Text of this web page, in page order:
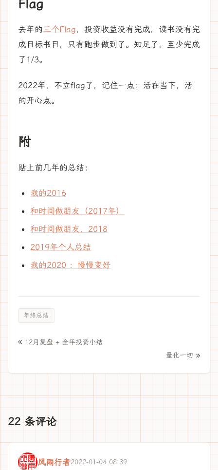
Flag
去年的三个Flag，投资收益没有完成，读书没有完
成目标书目，只有跑步做到了。知足了，至少完成
了1/3。
2022年，不立flag了，记住一点：活在当下，活
的开心点。
附
贴上前几年的总结：
我的2016
和时间做朋友（2017年）
和时间做朋友，2018
2019年个人总结
我的2020 ：慢慢变好
年终总结
« 12月复盘 + 全年投资小结
量化一切 »
22 条评论
风雨行者2022-01-04 08:39